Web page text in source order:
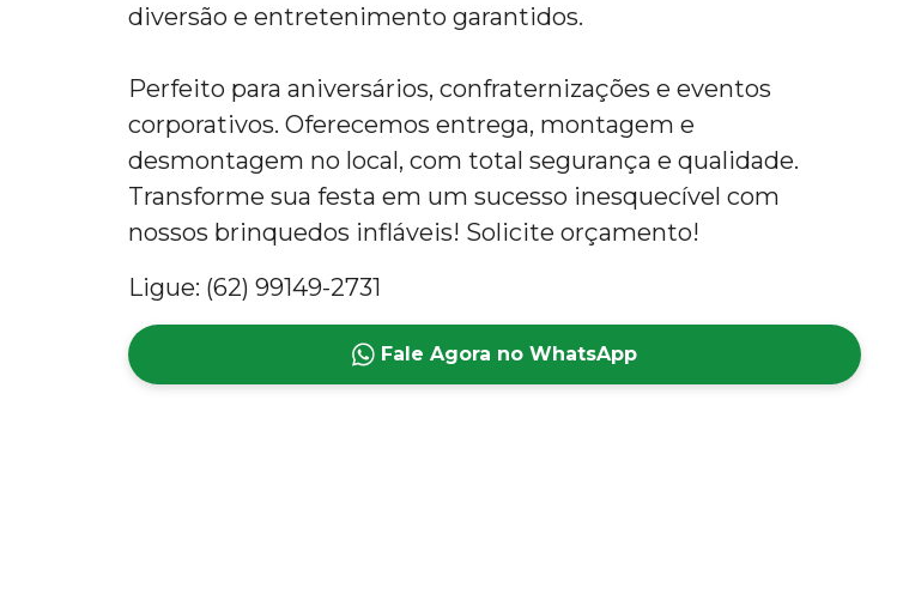
diversão e entretenimento garantidos.
Perfeito para aniversários, confraternizações e eventos
corporativos. Oferecemos entrega, montagem e
desmontagem no local, com total segurança e qualidade.
Transforme sua festa em um sucesso inesquecível com
nossos brinquedos infláveis! Solicite orçamento!
Ligue: (62) 99149-2731
Fale Agora no WhatsApp